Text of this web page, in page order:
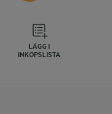
LÄGG I
INKÖPSLISTA